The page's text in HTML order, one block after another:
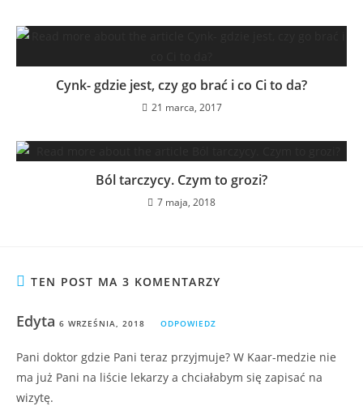
Cynk- gdzie jest, czy go brać i co Ci to da?
21 marca, 2017
Ból tarczycy. Czym to grozi?
7 maja, 2018
TEN POST MA 3 KOMENTARZY
Edyta 6 WRZEŚNIA, 2018 ODPOWIEDZ
Pani doktor gdzie Pani teraz przyjmuje? W Kaar-medzie nie
ma już Pani na liście lekarzy a chciałabym się zapisać na
wizytę.